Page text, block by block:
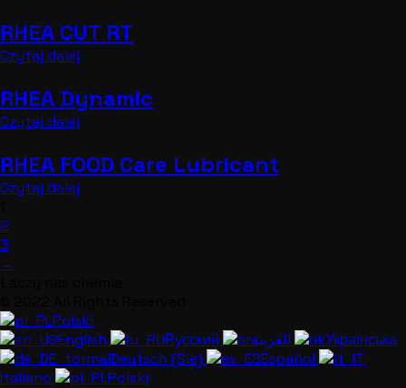
RHEA CUT RT
Czytaj dalej
RHEA Dynamic
Czytaj dalej
RHEA FOOD Care Lubricant
Czytaj dalej
2
3
→
Polski
English
Русский
Українська
Deutsch (Sie)
Español
Italiano
Polski